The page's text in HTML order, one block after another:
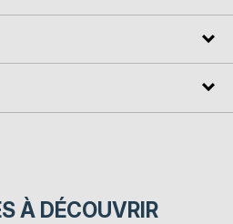
À DÉCOUVRIR